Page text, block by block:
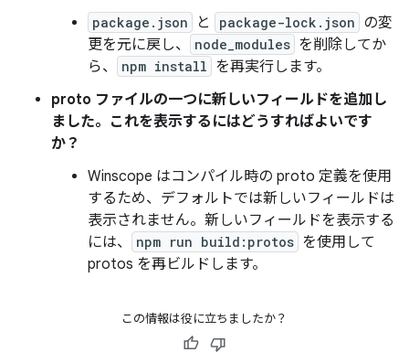
package.json と package-lock.json の変
更を元に戻し、
node_modules を削除してか
ら、
npm install を再実行します。
proto ファイルの一つに新しいフィールドを追加し
ました。これを表示するにはどうすればよいです
か？
Winscope はコンパイル時の proto 定義を使用
するため、デフォルトでは新しいフィールドは
表示されません。新しいフィールドを表示する
には、
npm run build:protos を使用して
protos を再ビルドします。
この情報は役に立ちましたか？